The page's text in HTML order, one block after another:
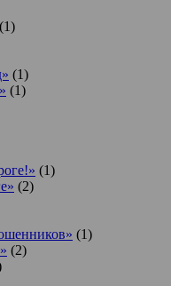
(1)
(1)
(1)
(1)
(2)
(1)
(2)